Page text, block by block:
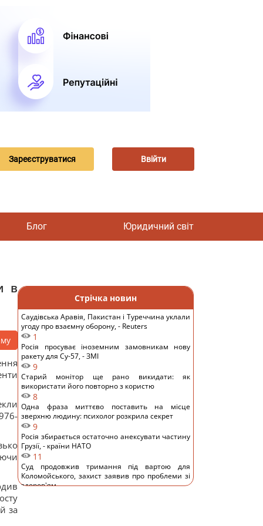
Зареєструватися Ввійти
Блог Юридичний світ
в
за
Стрічка новин
Саудівська Аравія, Пакистан і Туреччина уклали
угоду про взаємну оборону, - Reuters
1
Росія просуває іноземним замовникам нову
ракету для Су-57, - ЗМІ
9
Старий монітор ще рано викидати: як
використати його повторно з користю
8
Одна фраза миттєво поставить на місце
зверхню людину: психолог розкрила секрет
9
Росія збирається остаточно анексувати частину
Грузії, - країни НАТО
11
Суд продовжив тримання під вартою для
Коломойського, захист заявив про проблеми зі
здоров'ям